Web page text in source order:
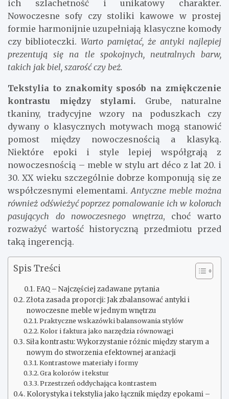
ich szlachetność i unikatowy charakter.
Nowoczesne sofy czy stoliki kawowe w prostej
formie harmonijnie uzupełniają klasyczne komody
czy biblioteczki. Warto pamiętać, że antyki najlepiej
prezentują się na tle spokojnych, neutralnych barw,
takich jak biel, szarość czy beż.
Tekstylia to znakomity sposób na zmiękczenie
kontrastu między stylami. Grube, naturalne
tkaniny, tradycyjne wzory na poduszkach czy
dywany o klasycznych motywach mogą stanowić
pomost między nowoczesnością a klasyką.
Niektóre epoki i style lepiej współgrają z
nowoczesnością – meble w stylu art déco z lat 20. i
30. XX wieku szczególnie dobrze komponują się ze
współczesnymi elementami. Antyczne meble można
również odświeżyć poprzez pomalowanie ich w kolorach
pasujących do nowoczesnego wnętrza, choć warto
rozważyć wartość historyczną przedmiotu przed
taką ingerencją.
Spis Treści
FAQ – Najczęściej zadawane pytania
Złota zasada proporcji: Jak zbalansować antyki i
nowoczesne meble w jednym wnętrzu
Praktyczne wskazówki balansowania stylów
Kolor i faktura jako narzędzia równowagi
Siła kontrastu: Wykorzystanie różnic między starym a
nowym do stworzenia efektownej aranżacji
Kontrastowe materiały i formy
Gra kolorów i tekstur
Przestrzeń oddychająca kontrastem
Kolorystyka i tekstylia jako łącznik między epokami –